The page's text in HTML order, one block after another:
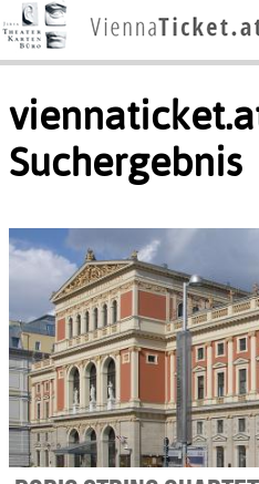
Suchergebnis